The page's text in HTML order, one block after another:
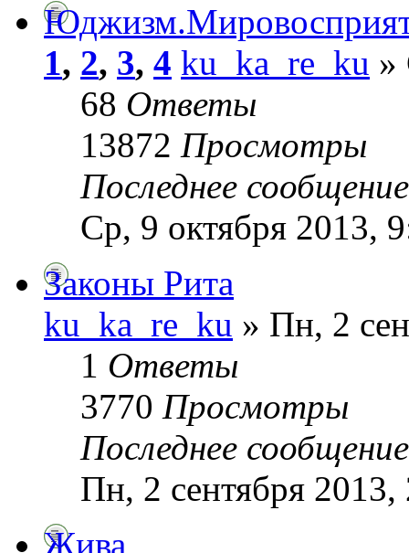
1, 2, 3, 4 ku_ka_re_ku »
68 Ответы
13872 Просмотры
Последнее
Ср, 9 октября 2013,
Законы Рита
ku_ka_re_ku » Пн, 2
1 Ответы
3770 Просмотры
Последнее
Пн, 2 сентября 2013,
Жива